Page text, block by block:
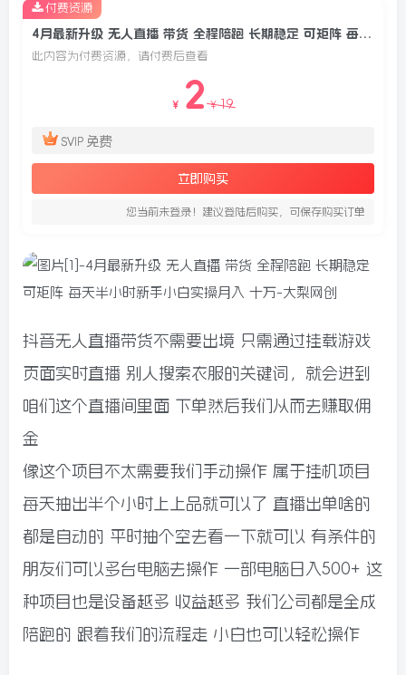
4月最新升级 无人直播 带货 全程陪跑 长期稳定 可矩阵 每天半小时新手小白实操月入 十万
此内容为付费资源，请付费后查看
￥ 2 ￥ 19
SVIP 免费
立即购买
您当前未登录！建议登陆后购买，可保存购买订单
付费资源
抖音无人直播带货不需要出境 只需通过挂载游戏
页面实时直播 别人搜索衣服的关键词，就会进到
咱们这个直播间里面 下单然后我们从而去赚取佣
金
像这个项目不太需要我们手动操作 属于挂机项目
每天抽出半个小时上上品就可以了 直播出单啥的
都是自动的 平时抽个空去看一下就可以 有条件的
朋友们可以多台电脑去操作 一部电脑日入500+ 这
种项目也是设备越多 收益越多 我们公司都是全成
陪跑的 跟着我们的流程走 小白也可以轻松操作